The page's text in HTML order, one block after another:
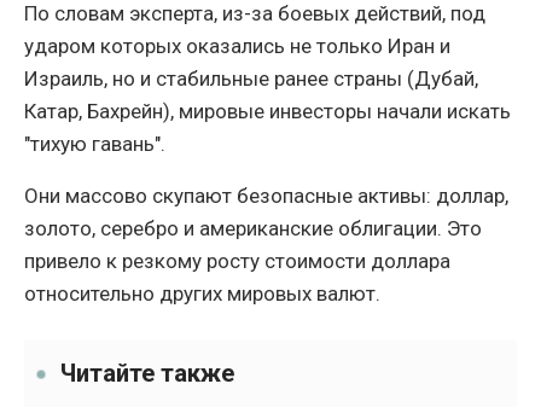
По словам эксперта, из-за боевых действий, под
ударом которых оказались не только Иран и
Израиль, но и стабильные ранее страны (Дубай,
Катар, Бахрейн), мировые инвесторы начали искать
"тихую гавань".
Они массово скупают безопасные активы: доллар,
золото, серебро и американские облигации. Это
привело к резкому росту стоимости доллара
относительно других мировых валют.
Читайте также